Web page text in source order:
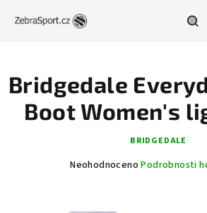
Bridgedale
Boot Women's
BRIDGEDALE
Průměrné
Neohodnoceno Podrobnosti